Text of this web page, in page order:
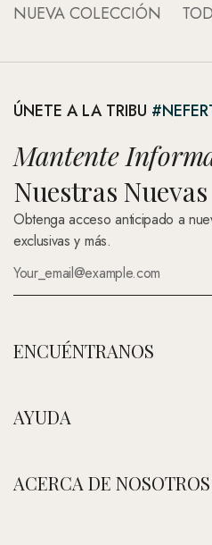
NUEVA COLECCIÓN
ÚNETE A LA TRIBU
Mantente
Nuestras
Obtenga acceso anticipado a
exclusivas y más.
ENCUÉNTRANOS
Ver Nuestra Tienda
contacto@nefertitijoyas.com
AYUDA
Política de Privacidad
ACERCA DE NOSOTROS